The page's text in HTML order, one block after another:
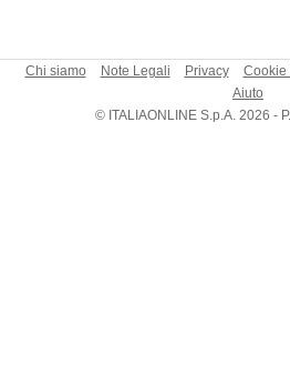
Chi siamo Note Legali Privacy Cookie
Aiuto
© ITALIAONLINE S.p.A. 2026 -